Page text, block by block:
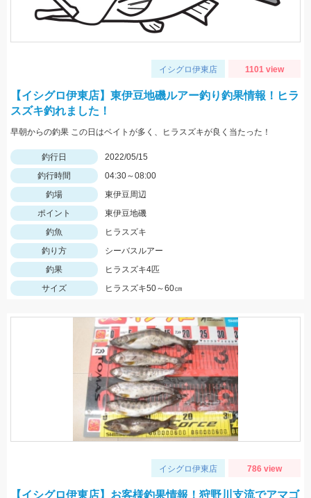
イシグロ伊東店 1101 view
【イシグロ伊東店】東伊豆地磯ルアー釣り釣果情報！ヒラ
スズキ釣れました！
早朝からの釣果 この日はベイトが多く、ヒラスズキが良く当たった！
釣行日
2022/05/15
釣行時間
04:30～08:00
釣場
東伊豆周辺
ポイント
東伊豆地磯
釣魚
ヒラスズキ
釣り方
シーバスルアー
釣果
ヒラスズキ4匹
サイズ
ヒラスズキ50～60㎝
イシグロ伊東店 786 view
【イシグロ伊東店】お客様釣果情報！狩野川支流でアマゴ